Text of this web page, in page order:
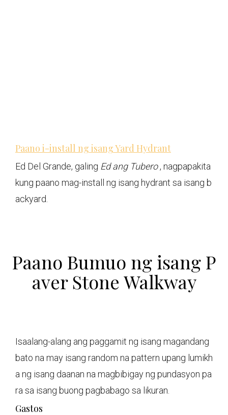
Paano i-install ng isang Yard Hydrant
Ed Del Grande, galing Ed ang Tubero, nagpapakita
kung paano mag-install ng isang hydrant sa isang b
ackyard.
Paano Bumuo ng isang P
aver Stone Walkway
Isaalang-alang ang paggamit ng isang magandang
bato na may isang random na pattern upang lumikh
a ng isang daanan na magbibigay ng pundasyon pa
ra sa isang buong pagbabago sa likuran.
Gastos